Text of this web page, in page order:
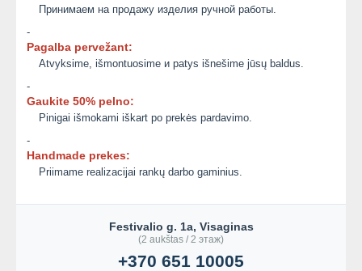
Принимаем на продажу изделия ручной работы.
-
Pagalba pervežant:
Atvyksime, išmontuosime и patys išnešime jūsų baldus.
-
Gaukite 50% pelno:
Pinigai išmokami iškart po prekės pardavimo.
-
Handmade prekes:
Priimame realizacijai rankų darbo gaminius.
Festivalio g. 1a, Visaginas
(2 aukštas / 2 этаж)
+370 651 10005